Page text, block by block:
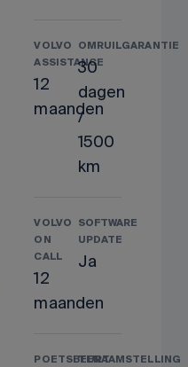
VOLVO
ASSISTANCE
12
maanden
OMRUILGARANTIE
30
dagen
/
1500
km
VOLVO
ON
CALL
12
maanden
SOFTWARE
UPDATE
Ja
POETSBEURTTENAAMSTELLING